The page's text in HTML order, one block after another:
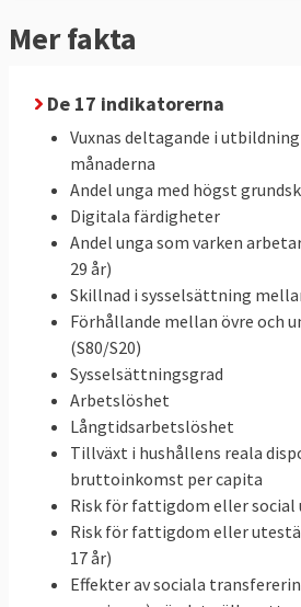
Mer fakta
De 17 indikatorerna
Vuxnas deltagande i
månaderna
Andel unga med högst
Digitala färdigheter
Andel unga som varken
29 år)
Skillnad i sysselsättning
Förhållande mellan övre och
(S80/S20)
Sysselsättningsgrad
Arbetslöshet
Långtidsarbetslöshet
Tillväxt i hushållens reala
bruttoinkomst per capita
Risk för fattigdom eller
Risk för fattigdom eller
17 år)
Effekter av sociala